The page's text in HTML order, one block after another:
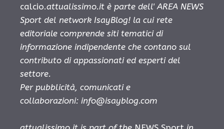
calcio.attualissimo.it è parte dell' AREA NEWS
Sport del network IsayBlog! la cui rete
editoriale comprende siti tematici di
informazione indipendente che contano sul
contributo di appassionati ed esperti del
settore.
Per pubblicità, comunicati e
collaborazioni: info@isayblog.com